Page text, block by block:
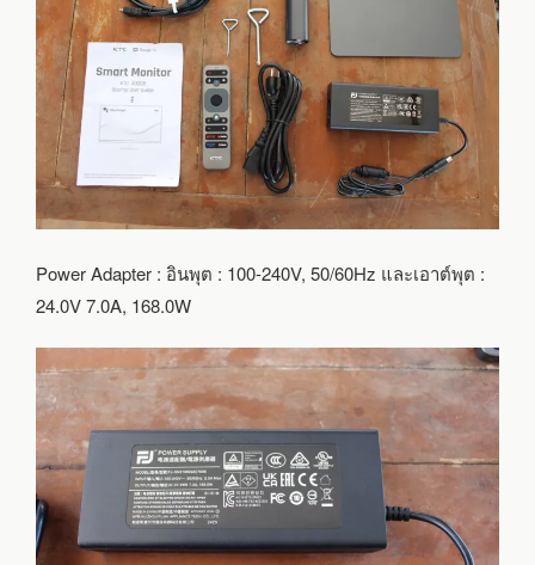
Power Adapter : อินพุต : 100-240V, 50/60Hz และเอาต์พุต :
24.0V 7.0A, 168.0W